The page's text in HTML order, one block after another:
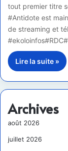
tout premier titre
#Antidote est
de streaming et
Lire la suite »
Archives
août 2026
juillet 2026